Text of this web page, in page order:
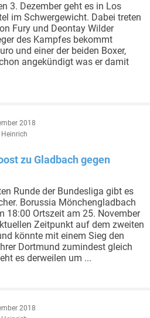
3. Dezember geht es in Los
im Schwergewicht. Dabei treten
Fury und Deontay Wilder
des Kampfes bekommt
und einer der beiden Boxer,
angekündigt was er damit
2018
zu Gladbach gegen
Runde der Bundesliga gibt es
Borussia Mönchengladbach
18:00 Ortszeit am 25. November
Zeitpunkt auf dem zweiten
könnte mit einem Sieg den
Dortmund zumindest gleich
es derweilen um ...
2018